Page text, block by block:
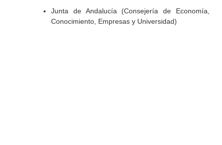
Junta de Andalucía (Consejería de Economía,
Conocimiento, Empresas y Universidad)